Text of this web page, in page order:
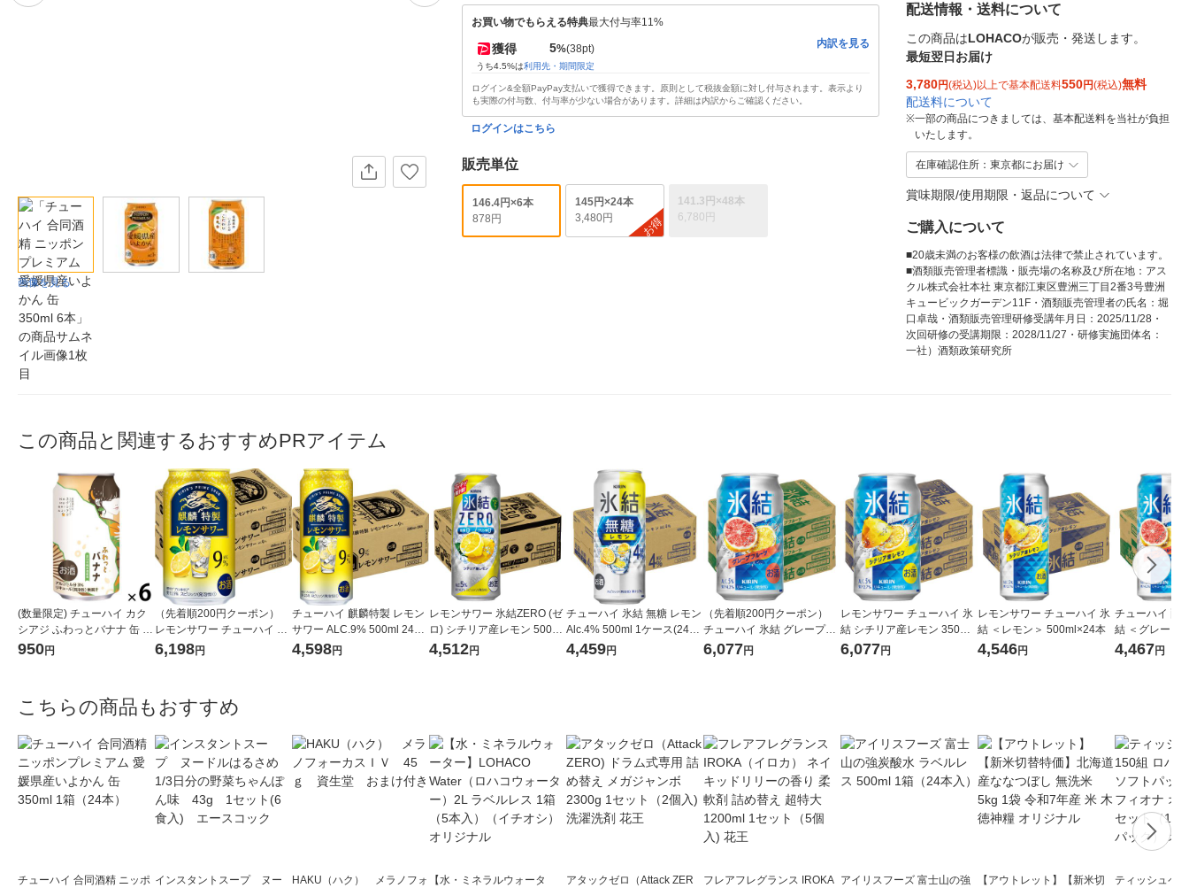
画像を見る
お買い物でもらえる特典最大付与率11%
獲得 5%(38pt)
うち4.5%は利用先・期間限定
内訳を見る
ログイン&全額PayPay支払いで獲得できます。原則として税抜金額に対し付与されます。表示より
も実際の付与数、付与率が少ない場合があります。詳細は内訳からご確認ください。
ログインはこちら
販売単位
146.4円×6本
878円
145円×24本
3,480円
お得
141.3円×48本
6,780円
配送情報・送料について
この商品はLOHACOが販売・発送します。
最短翌日お届け
3,780円(税込)以上で基本配送料550円(税込)無料
配送料について
※一部の商品につきましては、基本配送料を当社が負担
いたします。
在庫確認住所：東京都にお届け
賞味期限/使用期限・返品について
ご購入について
■20歳未満のお客様の飲酒は法律で禁止されています。
■酒類販売管理者標識・販売場の名称及び所在地：アス
クル株式会社本社 東京都江東区豊洲三丁目2番3号豊洲
キュービックガーデン11F・酒類販売管理者の氏名：堀
口卓哉・酒類販売管理研修受講年月日：2025/11/28・
次回研修の受講期限：2028/11/27・研修実施団体名：
一社）酒類政策研究所
この商品と関連するおすすめPRアイテム
(数量限定) チューハイ カク
シアジ ふわっとバナナ 缶 35
0ml 6本
950円
（先着順200円クーポン）
レモンサワー チューハイ 麒
麟特製 レモン ALC.9％ 350
6,198円
チューハイ 麒麟特製 レモン
サワー ALC.9% 500ml 24本
キリン 酎ハイ
4,598円
レモンサワー 氷結ZERO (ゼ
ロ) シチリア産レモン 500ml
１ケース(24本) チューハイ
4,512円
チューハイ 氷結 無糖 レモン
Alc.4% 500ml 1ケース(24本
入) レモンサワー 酎ハイ KB
4,459円
（先着順200円クーポン）
チューハイ 氷結 グレープフ
ルーツ 350ml 48本 缶チュー
6,077円
レモンサワー チューハイ 氷
結 シチリア産レモン 350ml
2ケース (48本) 送料無料
6,077円
レモンサワー チューハイ 氷
結 ＜レモン＞ 500ml×24本
4,546円
チューハイ 酎
結 ＜グレープ
0ml×24本
4,467円
こちらの商品もおすすめ
チューハイ 合同酒精 ニッポ インスタントスープ ヌー
HAKU（ハク） メラノフォ
【水・ミネラルウォータ
アタックゼロ（Attack ZER
フレアフレグランス IROKA アイリスフーズ 富士山の強
【アウトレット】【新米切
ティッシュペ